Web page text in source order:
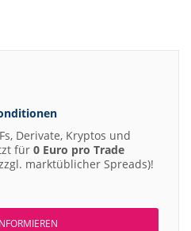
Derivate, Kryptos und
für 0 Euro pro Trade
marktüblicher Spreads)!